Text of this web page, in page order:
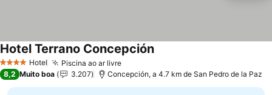
4 EstrelasHotel Piscina ao ar livreVer preços
Hotel Terrano ConcepciónVer preços
8,2 Muito boa 3.207 Concepción, a 4.7 km de San Pedro de la Paz